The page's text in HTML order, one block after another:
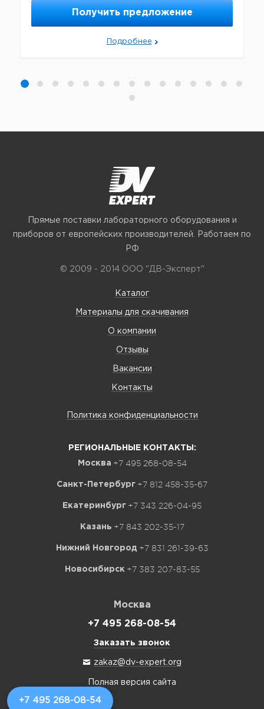
Получить предложение
Подробнее
Прямые поставки лабораторного оборудования и
приборов от европейских производителей. Работаем по
РФ
© 2009 - 2014 ООО "ДВ-Эксперт"
Каталог
Материалы для скачивания
О компании
Отзывы
Вакансии
Контакты
Политика конфиденциальности
РЕГИОНАЛЬНЫЕ КОНТАКТЫ:
Москва +7 495 268-08-54
Санкт-Петербург +7 812 458-35-67
Екатеринбург +7 343 226-04-95
Казань +7 843 202-35-17
Нижний Новгород +7 831 261-39-63
Новосибирск +7 383 207-83-55
Москва
+7 495 268-08-54
+7 495 268-08-54
Заказать звонок
zakaz@dv-expert.org
Полная версия сайта